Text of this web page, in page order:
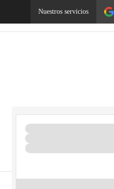
Nuestros servicios
Legislación Tecnología